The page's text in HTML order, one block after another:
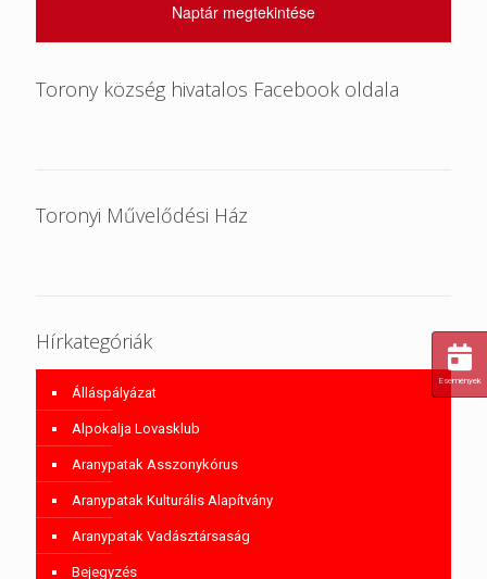
Naptár megtekintése
Torony község hivatalos Facebook oldala
Toronyi Művelődési Ház
Hírkategóriák
Álláspályázat
Alpokalja Lovasklub
Aranypatak Asszonykórus
Aranypatak Kulturális Alapítvány
Aranypatak Vadásztársaság
Bejegyzés
Események